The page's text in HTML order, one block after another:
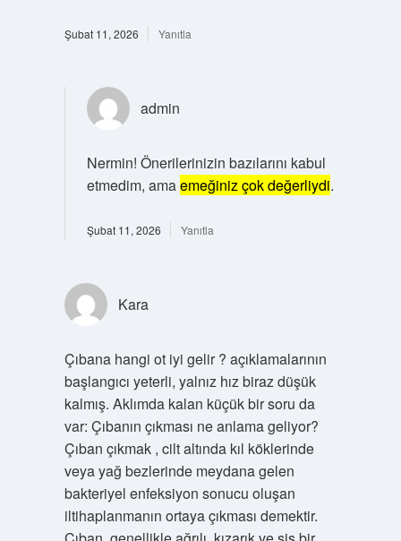
Şubat 11, 2026 Yanıtla
admin
Nermin! Önerilerinizin bazılarını kabul
etmedim, amaemeğiniz çok değerliydi.
Şubat 11, 2026 Yanıtla
Kara
Çıbana hangi ot iyi gelir ? açıklamalarının
başlangıcı yeterli, yalnız hız biraz düşük
kalmış. Aklımda kalan küçük bir soru da
var: Çıbanın çıkması ne anlama geliyor?
Çıban çıkmak , cilt altında kıl köklerinde
veya yağ bezlerinde meydana gelen
bakteriyel enfeksiyon sonucu oluşan
iltihaplanmanın ortaya çıkması demektir.